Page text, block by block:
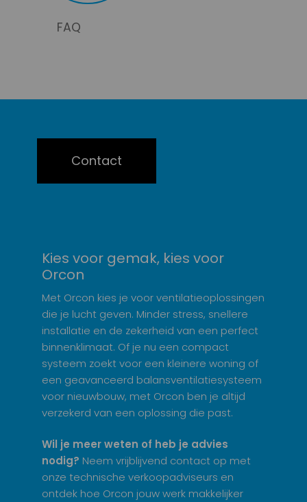
FAQ
Kies voor gemak, kies voor
Orcon
Met Orcon kies je voor ventilatieoplossingen
die je lucht geven. Minder stress, snellere
installatie en de zekerheid van een perfect
binnenklimaat. Of je nu een compact
systeem zoekt voor een kleinere woning of
een geavanceerd balansventilatiesysteem
voor nieuwbouw, met Orcon ben je altijd
verzekerd van een oplossing die past.
Wil je meer weten of heb je advies
nodig? Neem vrijblijvend contact op met
onze technische verkoopadviseurs en
ontdek hoe Orcon jouw werk makkelijker
Contact